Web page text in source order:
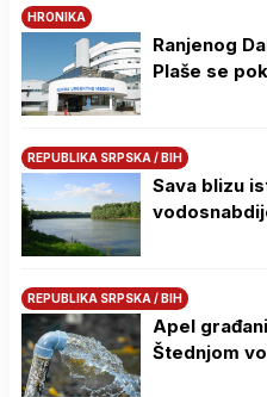
HRONIKA
Ranjenog
Plaše se
REPUBLIKA SRPSKA / BIH
Sava blizu
REPUBLIKA SRPSKA / BIH
Apel
Štednjom